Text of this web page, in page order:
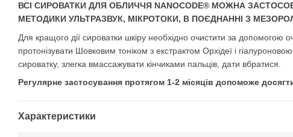
ВСІ СИРОВАТКИ ДЛЯ ОБЛИЧЧЯ NANOCODE® МОЖНА
МЕТОДИКИ УЛЬТРАЗВУК, МІКРОТОКИ, В ПОЄДНАННІ З
Для кращого дії сироватки шкіру необхідно очистити за допомогою
протонізувати Шовковим тоніком з екстрактом Орхідеї і
сироватку, злегка вмассажувати кінчиками пальців, дати вбратися.
Регулярне застосування протягом 1-2 місяців допоможе
Характеристики